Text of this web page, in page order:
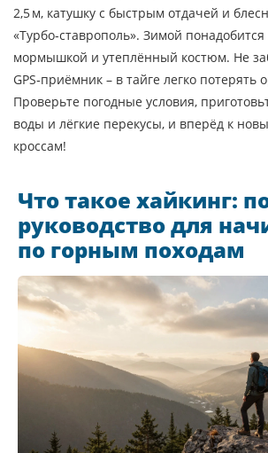
2,5 м, катушку с быстрым отдачей и
«Турбо‑ставрополь». Зимой
мормышкой и утеплённый костюм. Не
GPS‑приёмник – в тайге легко потерять
Проверьте погодные условия,
воды и лёгкие перекусы, и вперёд к
кроссам!
Что такое хайкинг:
руководство для
по горным походам